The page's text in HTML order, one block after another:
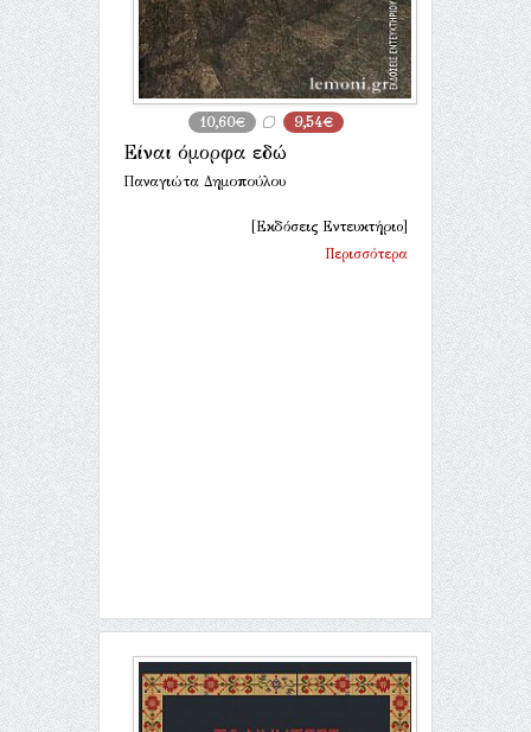
10,60€ 9,54€
Είναι όμορφα εδώ
Παναγιώτα Δημοπούλου
[Εκδόσεις Εντευκτήριο]
Περισσότερα